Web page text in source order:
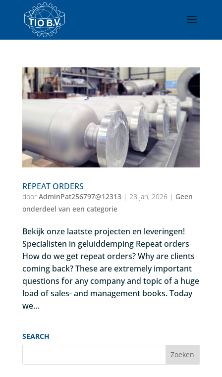
REPEAT ORDERS
door AdminPat256797@12313| 28 jan, 2026| Geen
onderdeel van een categorie
Bekijk onze laatste projecten en leveringen!
Specialisten in geluiddemping Repeat orders
How do we get repeat orders? Why are clients
coming back? These are extremely important
questions for any company and topic of a huge
load of sales- and management books. Today
we...
SEARCH